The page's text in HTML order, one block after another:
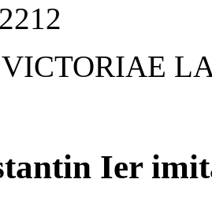
2212
VICTORIAE
Ier